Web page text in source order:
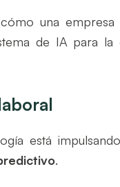
una empresa
de IA para la
está
.